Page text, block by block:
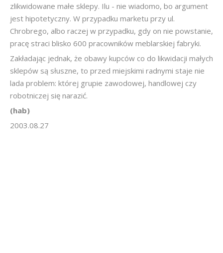
zlikwidowane małe sklepy. Ilu - nie wiadomo, bo argument
jest hipotetyczny. W przypadku marketu przy ul.
Chrobrego, albo raczej w przypadku, gdy on nie powstanie,
pracę straci blisko 600 pracowników meblarskiej fabryki.
Zakładając jednak, że obawy kupców co do likwidacji małych
sklepów są słuszne, to przed miejskimi radnymi staje nie
lada problem: której grupie zawodowej, handlowej czy
robotniczej się narazić.
(hab)
2003.08.27